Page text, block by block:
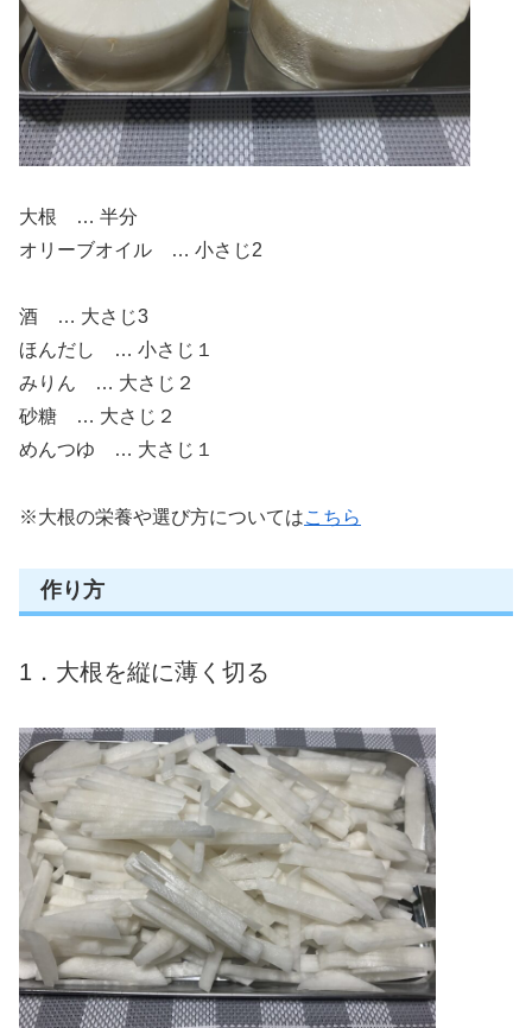
大根 … 半分
オリーブオイル … 小さじ2
酒 … 大さじ3
ほんだし … 小さじ１
みりん … 大さじ２
砂糖 … 大さじ２
めんつゆ … 大さじ１
※大根の栄養や選び方についてはこちら
作り方
1．大根を縦に薄く切る